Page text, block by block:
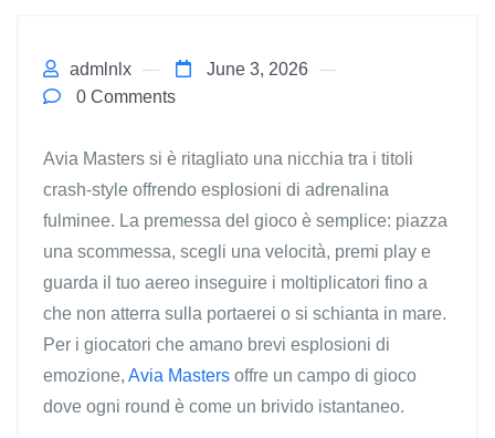
admlnlx
June 3, 2026
0 Comments
Avia Masters si è ritagliato una nicchia tra i titoli
crash‑style offrendo esplosioni di adrenalina
fulminee. La premessa del gioco è semplice: piazza
una scommessa, scegli una velocità, premi play e
guarda il tuo aereo inseguire i moltiplicatori fino a
che non atterra sulla portaerei o si schianta in mare.
Per i giocatori che amano brevi esplosioni di
emozione, Avia Masters offre un campo di gioco
dove ogni round è come un brivido istantaneo.